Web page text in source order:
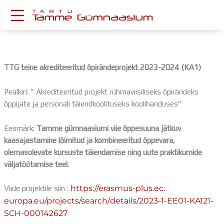
content
Postkast
Tamme TV
Tamme Leht
Kooliraadio
Koorilaul
ÕPPETÖÖ
Tunniplaan
Õppekava
Ainepassid
Huviringid
Õpilastööd (UPT)
TTG teine akrediteeritud õpirändeprojekt 2023-2024 (KA1)
Pealkiri: ” Akrediteeritud projekt rühmaviisiliseks õpirändeks
õppijate ja personali täiendkoolituseks koolihariduses”
Eesmärk: Tamme gümnaasiumi viie õppesuuna jätkuv
kaasajastamine lõimitud ja kombineeritud õppevara,
olemasolevate kursuste täiendamise ning uute praktikumide
väljatöötamise teel.
Viide projektile siin : https://erasmus-plus.ec.
europa.eu/projects/search/details/2023-1-EE01-KA121-
SCH-000142627